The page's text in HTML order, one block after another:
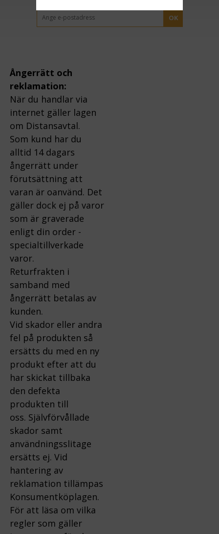
OK
Ångerrätt och
reklamation:
När du handlar via
internet gäller lagen
om Distansavtal.
Som kund har du
alltid 14 dagars
ångerrätt under
förutsättning att
varan är oanvänd. Det
gäller dock ej på varor
som är graverade
enligt din order -
specialtillverkade
varor.
Returfrakten i
samband med
ångerrätt betalas av
kunden.
Vid skador eller andra
fel på produkten så
ersätts du med en ny
produkt efter att du
har skickat tillbaka
den defekta
produkten till
oss. Självförvållade
skador samt
användningsslitage
ersätts ej. Vid
hantering av
reklamation tillämpas
Konsumentköplagen.
För att läsa om vilka
regler som gäller